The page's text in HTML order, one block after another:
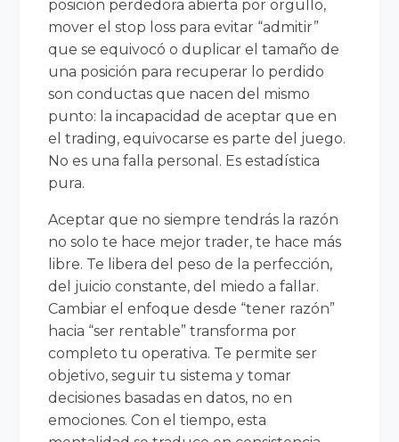
posición perdedora abierta por orgullo,
mover el stop loss para evitar “admitir”
que se equivocó o duplicar el tamaño de
una posición para recuperar lo perdido
son conductas que nacen del mismo
punto: la incapacidad de aceptar que en
el trading, equivocarse es parte del juego.
No es una falla personal. Es estadística
pura.
Aceptar que no siempre tendrás la razón
no solo te hace mejor trader, te hace más
libre. Te libera del peso de la perfección,
del juicio constante, del miedo a fallar.
Cambiar el enfoque desde “tener razón”
hacia “ser rentable” transforma por
completo tu operativa. Te permite ser
objetivo, seguir tu sistema y tomar
decisiones basadas en datos, no en
emociones. Con el tiempo, esta